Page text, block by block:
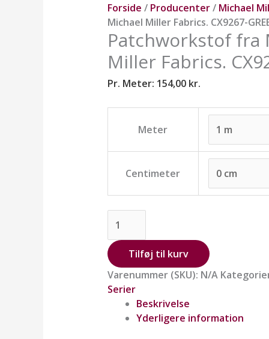
Forside / Producenter/ Michael
Michael Miller Fabrics. CX9267-
Patchworkstof fra
Miller Fabrics.
Pr. Meter: 154,00 kr.
Meter
Centimeter
CX9267-
GREE-
D
antal
Tilføj til kurv
Varenummer (SKU): N/A
Serier
Beskrivelse
Yderligere information